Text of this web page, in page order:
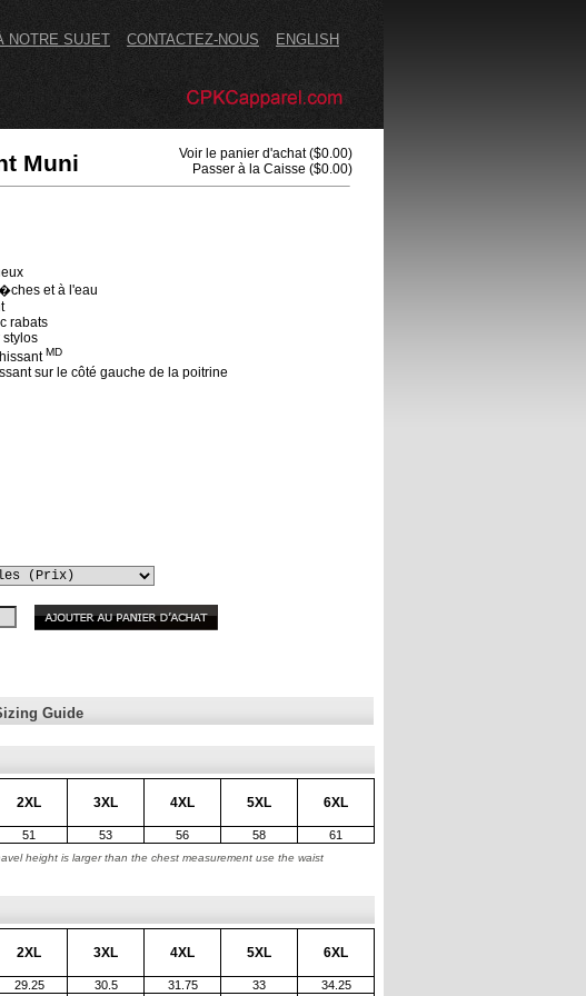
NOTRE SUJET CONTACTEZ-NOUS ENGLISH
Muni Voir le panier d'achat($0.00)
Passer à la Caisse ($0.00)
et à l'eau
rabats
stylos
MD
sur le côté gauche de la poitrine
Guide
2XL 3XL 4XL 5XL 6XL
51 53 56 58 61
height is larger than the chest measurement use the waist
2XL 3XL 4XL 5XL 6XL
29.25 30.5 31.75 33
34.25